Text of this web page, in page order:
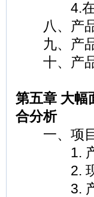
4.在建立
八、产品
九、产品
十、产品
第五章 大幅
合分析
一、项目
1. 产品
2. 现有
3. 产品